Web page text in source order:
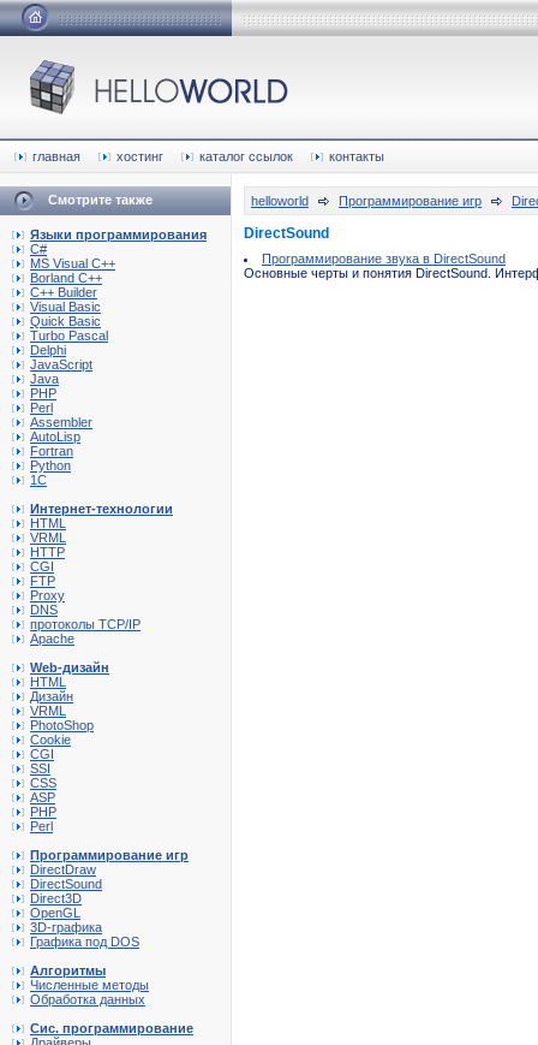
главная хостинг каталог ссылок контакты
Смотрите также
Языки программирования
C#
MS Visual C++
Borland C++
C++ Builder
Visual Basic
Quick Basic
Turbo Pascal
Delphi
JavaScript
Java
PHP
Perl
Assembler
AutoLisp
Fortran
Python
1C
Интернет-технологии
HTML
VRML
HTTP
CGI
FTP
Proxy
DNS
протоколы TCP/IP
Apache
Web-дизайн
HTML
Дизайн
VRML
PhotoShop
Cookie
CGI
SSI
CSS
ASP
PHP
Perl
Программирование игр
DirectDraw
DirectSound
Direct3D
OpenGL
3D-графика
Графика под DOS
Алгоритмы
Численные методы
Обработка данных
Сис. программирование
helloworld Программирование игр
DirectSound
Программирование звука в DirectSound
Основные черты и понятия DirectSound.